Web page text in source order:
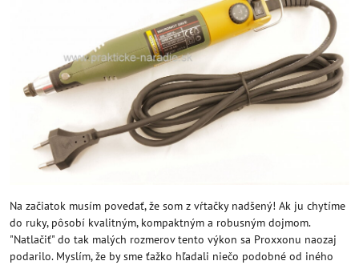
Na začiatok musím povedať, že som z vŕtačky nadšený! Ak ju chytíme
do ruky, pôsobí kvalitným, kompaktným a robusným dojmom.
"Natlačiť" do tak malých rozmerov tento výkon sa Proxxonu naozaj
podarilo. Myslím, že by sme ťažko hľadali niečo podobné od iného